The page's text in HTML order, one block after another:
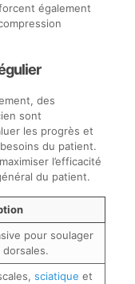
également
des
sont
les progrès et
du patient.
l’efficacité
du patient.
pour soulager
sciatique et